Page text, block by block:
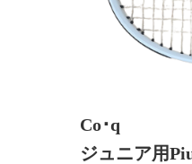
Co･q
ジュニア用